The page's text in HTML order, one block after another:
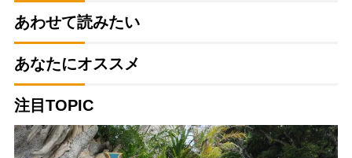
あわせて読みたい
あなたにオススメ
注目TOPIC